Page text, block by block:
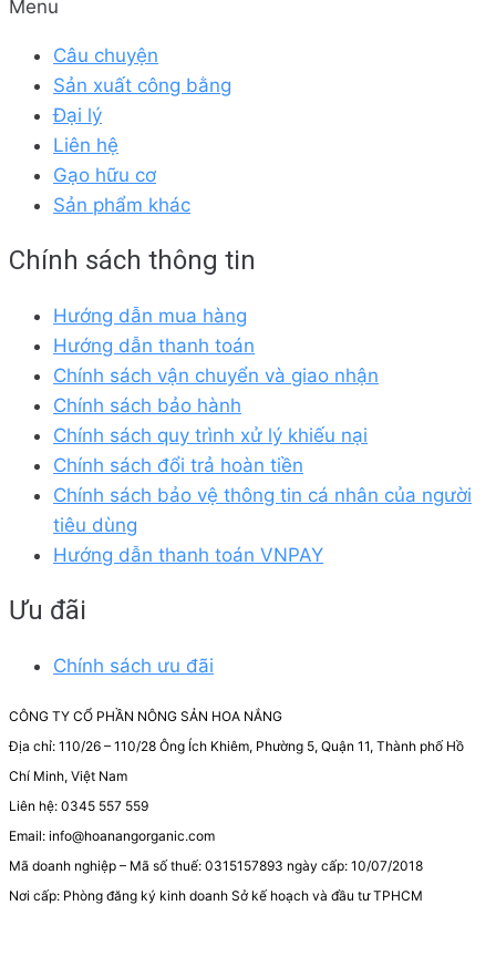
Menu
Câu chuyện
Sản xuất công bằng
Đại lý
Liên hệ
Gạo hữu cơ
Sản phẩm khác
Chính sách thông tin
Hướng dẫn mua hàng
Hướng dẫn thanh toán
Chính sách vận chuyển và giao nhận
Chính sách bảo hành
Chính sách quy trình xử lý khiếu nại
Chính sách đổi trả hoàn tiền
Chính sách bảo vệ thông tin cá nhân của người
tiêu dùng
Hướng dẫn thanh toán VNPAY
Ưu đãi
Chính sách ưu đãi
CÔNG TY CỔ PHẦN NÔNG SẢN HOA NẮNG
Địa chỉ: 110/26 – 110/28 Ông Ích Khiêm, Phường 5, Quận 11, Thành phố Hồ
Chí Minh, Việt Nam
Liên hệ: 0345 557 559
Email: info@hoanangorganic.com
Mã doanh nghiệp – Mã số thuế: 0315157893 ngày cấp: 10/07/2018
Nơi cấp: Phòng đăng ký kinh doanh Sở kế hoạch và đầu tư TPHCM